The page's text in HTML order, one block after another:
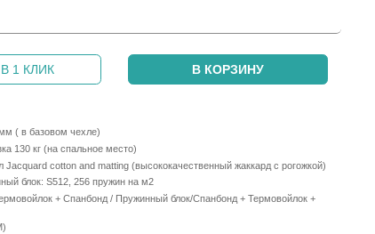
1 КЛИК В КОРЗИНУ
( в базовом чехле)
130 кг (на спальное место)
Jacquard cotton and matting (высококачественный жаккард с рогожкой)
блок: S512, 256 пружин на м2
+ Спанбонд / Пружинный блок/Спанбонд + Термовойлок +